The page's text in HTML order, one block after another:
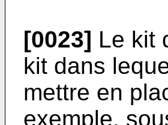
[0023] Le kit
kit dans
mettre en
exemple,